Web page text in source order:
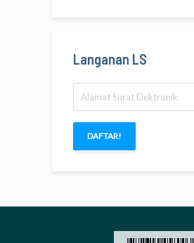
Langanan LS
Surat
Elektronik
DAFTAR!